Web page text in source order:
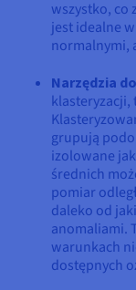
wszystko, co
jest idealne
normalnymi,
Narzędzia
klasteryzacji,
grupują
izolowane
średnich
pomiar
daleko od
anomaliami.
warunkach
dostępnych